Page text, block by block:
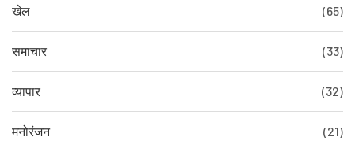
खेल (65)
समाचार (33)
व्यापार (32)
मनोरंजन (21)